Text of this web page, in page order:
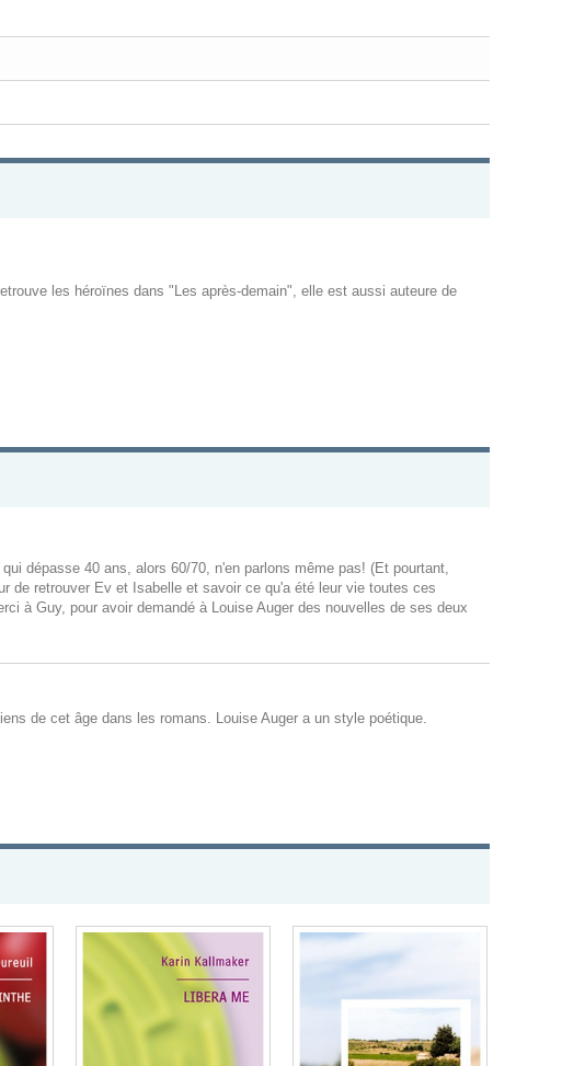
les héroïnes dans "Les après-demain", elle est aussi auteure de
dépasse 40 ans, alors 60/70, n'en parlons même pas! (Et pourtant,
de retrouver Ev et Isabelle et savoir ce qu'a été leur vie toutes ces
à Guy, pour avoir demandé à Louise Auger des nouvelles de ses deux
de cet âge dans les romans. Louise Auger a un style poétique.